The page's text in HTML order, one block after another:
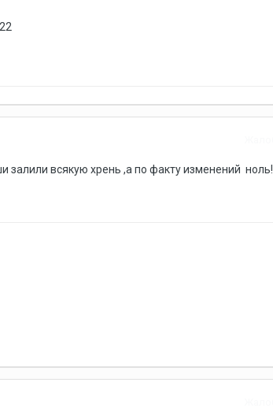
залили всякую хрень ,а по факту изменений ноль!